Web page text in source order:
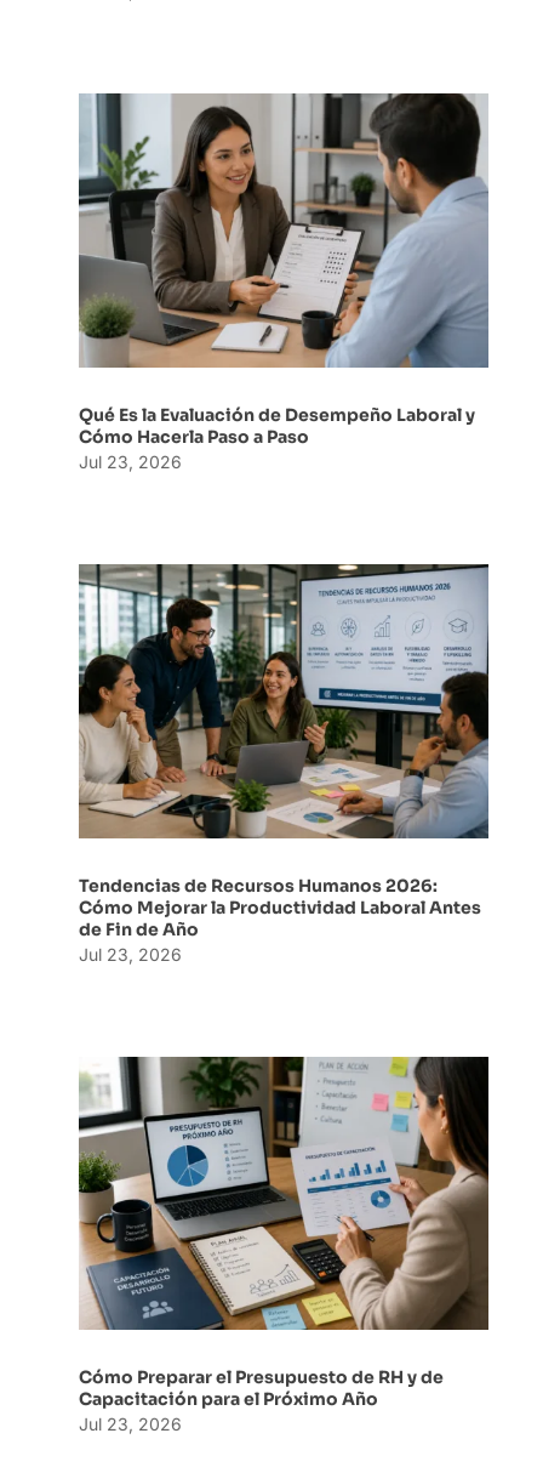
Qué Es la Evaluación de Desempeño Laboral y
Cómo Hacerla Paso a Paso
Jul 23, 2026
Tendencias de Recursos Humanos 2026:
Cómo Mejorar la Productividad Laboral Antes
de Fin de Año
Jul 23, 2026
Cómo Preparar el Presupuesto de RH y de
Capacitación para el Próximo Año
Jul 23, 2026